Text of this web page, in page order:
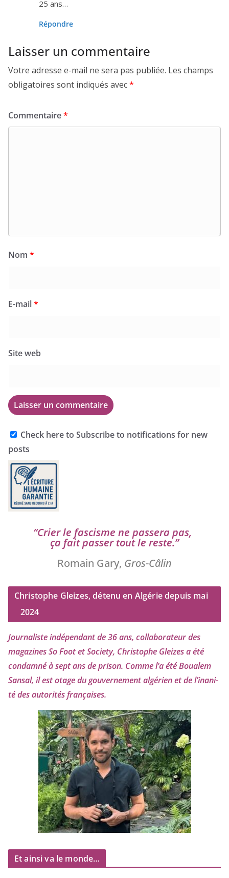
25 ans…
Répondre
Laisser un commentaire
Votre adresse e-mail ne sera pas publiée. Les champs
obligatoires sont indiqués avec*
Commentaire*
Nom *
E-mail*
Site web
Check here to Subscribe to notifications for new
posts
“Crier le fas­cisme ne pas­se­ra pas,
ça fait pas­ser tout le reste.”
Romain Gary, Gros-Câlin
Christophe Gleizes, détenu en Algérie depuis mai
2024
Journaliste indé­pen­dant de36ans, col­la­bo­ra­teur des
maga­zines So Foot et Society, Christophe Gleizesa été
condam­né à sept ans de pri­son. Comme l’a été Boualem
Sansal, il est otage du gou­ver­ne­ment algé­rien et de l’i­na­ni­
té des auto­ri­tés françaises.
Et ainsi va le monde…